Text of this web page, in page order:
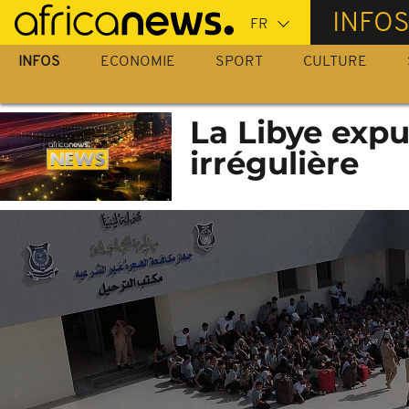
Passer
au
contenu
INFOS
INFOS ECONOMIE SPORT CULTURE
La Libye
irrégulière